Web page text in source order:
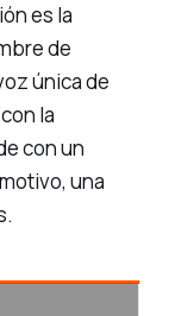
es la
de
única de
la
con un
una